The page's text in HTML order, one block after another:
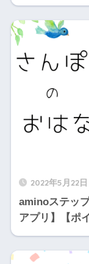
2022年5月22日
aminoステッ
アプリ】【ポ